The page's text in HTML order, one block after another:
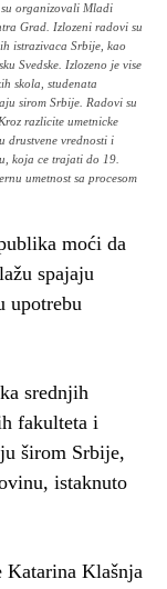
organizovali Mladi
Grad. Izlozeni radovi su
istrazivaca Srbije, kao
Svedske. Izlozeno je vise
skola, studenata
sirom Srbije. Radovi su
razlicite umetnicke
drustvene vrednosti i
koja ce trajati do 19.
umetnost sa procesom
moći da
spajaju
upotrebu
srednjih
fakulteta i
širom Srbije,
istaknuto
Katarina Klašnja